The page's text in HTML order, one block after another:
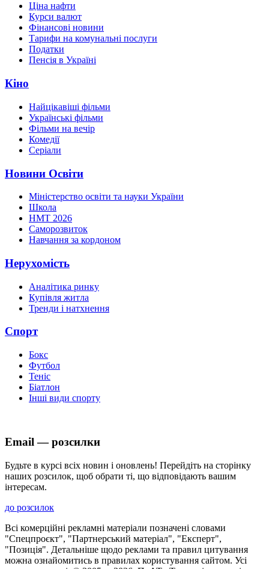
Ціна нафти
Курси валют
Фінансові новини
Тарифи на комунальні послуги
Податки
Пенсія в Україні
Кіно
Найцікавіші фільми
Українські фільми
Фільми на вечір
Комедії
Серіали
Новини Освіти
Міністерство освіти та науки України
Школа
НМТ 2026
Саморозвиток
Навчання за кордоном
Нерухомість
Аналітика ринку
Купівля житла
Тренди і натхнення
Спорт
Бокс
Футбол
Теніс
Біатлон
Інші види спорту
Email — розсилки
Будьте в курсі всіх новин і оновлень! Перейдіть на сторінку
наших розсилок, щоб обрати ті, що відповідають вашим
інтересам.
до розсилок
Всі комерційні рекламні матеріали позначені словами
"Спецпроєкт", "Партнерський матеріал", "Експерт",
"Позиція". Детальніше щодо реклами та правил цитування
можна ознайомитись в правилах користування сайтом. Усі